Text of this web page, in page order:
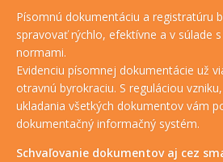
Písomnú dokumentáciu a registratúru
spravovať rýchlo, efektívne a v súlade
normami.
Evidenciu písomnej dokumentácie už
otravnú byrokraciu. S reguláciou
ukladania všetkých dokumentov vám
dokumentačný informačný systém.
Schvaľovanie dokumentov aj cez